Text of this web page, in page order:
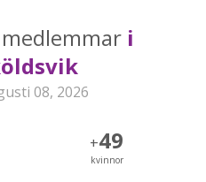
medlemmar i
08, 2026
+49
kvinnor